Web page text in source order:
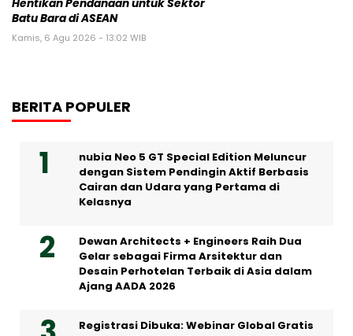
Hentikan Pendanaan untuk Sektor
Batu Bara di ASEAN
Kamis, 6 Agu 2026 - 13:02 WIB
BERITA POPULER
nubia Neo 5 GT Special Edition Meluncur
dengan Sistem Pendingin Aktif Berbasis
Cairan dan Udara yang Pertama di
Kelasnya
Dewan Architects + Engineers Raih Dua
Gelar sebagai Firma Arsitektur dan
Desain Perhotelan Terbaik di Asia dalam
Ajang AADA 2026
Registrasi Dibuka: Webinar Global Gratis